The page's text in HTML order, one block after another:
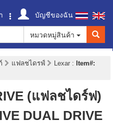
บัญชีของฉัน
หมวดหมู่สินค้า
แฟลชไดรฟ์ Lexar : Item#:
(แฟลชไดร์ฟ)
DUAL DRIVE